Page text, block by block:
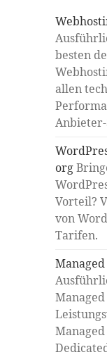
besten
allen
org
Vorteil?
von
Tarifen.
Managed